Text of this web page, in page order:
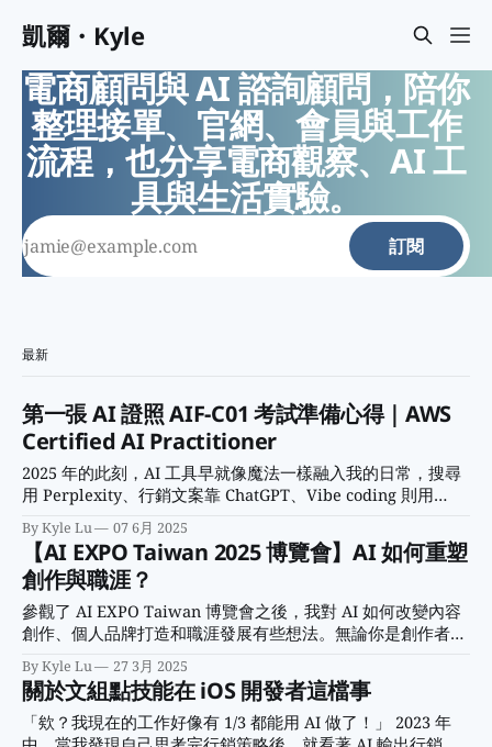
凱爾・Kyle
電商顧問與 AI 諮詢顧問，陪你
整理接單、官網、會員與工作
流程，也分享電商觀察、AI 工
具與生活實驗。
訂閱
最新
第一張 AI 證照 AIF-C01 考試準備心得｜AWS
Certified AI Practitioner
2025 年的此刻，AI 工具早就像魔法一樣融入我的日常，搜尋
用 Perplexity、行銷文案靠 ChatGPT、Vibe coding 則用
Cursor 搭配 Claude。 雖然用得很順手，但有時總覺得自己只
會無腦放魔法——知道怎麼用，卻不太懂原理。 這讓我想到
《葬送的芙莉蓮》裡的費倫。她雖然一開始只會反覆練習基礎
魔法，但正因為打好了紮實的基本功，到了關鍵時刻，反而能
發揮出比其他魔法使更強大的威力。我也相信，學習 AI 不能
只停留在「會用」的層次，基礎觀念才是未來進階的關鍵。
所以，當我看到 2025 AWS Educate 證照陪跑計畫的宣傳，覺
得這正是補足基礎、理解 AI 原理的好機會。線上直播課程教
觀念、工作坊學實作，還有半價考證照和精美禮物等超多誘
因，當然要把握，決定衝一波人生第一張 AWS 國際證照🚀 受
惠於前輩們的分享，
By Kyle Lu 07 6月 2025
【AI EXPO Taiwan 2025 博覽會】AI 如何重塑
創作與職涯？
參觀了 AI EXPO Taiwan 博覽會之後，我對 AI 如何改變內容
創作、個人品牌打造和職涯發展有些想法。無論你是創作者、
行銷人還是對 AI 有興趣，這次分享也許能帶給你一點啟發。
我觀察到創作者為了隨時跟粉絲互動，製作 AI 分身；想打造
爆紅影片，用 AI 分析架構，模仿並超越。我們讓 AI 輔助加速
創作過程，善用 AI 增加網路影響力。但越來越多人都會用 AI
的時候，我們的核心競爭力是什麼？ AI 內容創作與個人影響
By Kyle Lu 27 3月 2025
關於文組點技能在 iOS 開發者這檔事
「欸？我現在的工作好像有 1/3 都能用 AI 做了！」 2023 年